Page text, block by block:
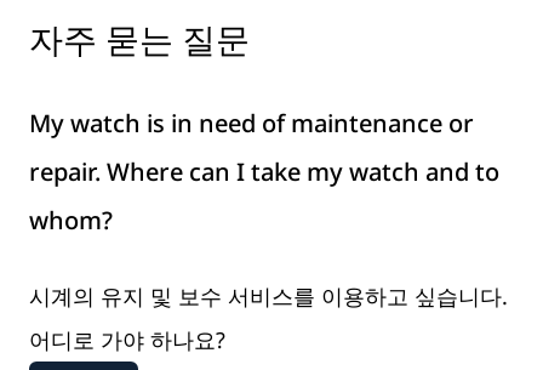
자주 묻는 질문
My watch is in need of maintenance or
repair. Where can I take my watch and to
whom?
시계의 유지 및 보수 서비스를 이용하고 싶습니다.
어디로 가야 하나요?